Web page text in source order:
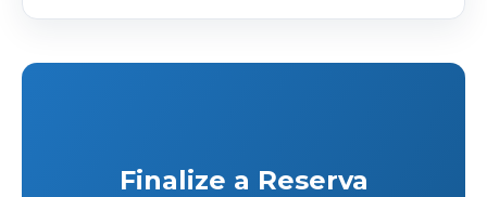
Finalize a Reserva